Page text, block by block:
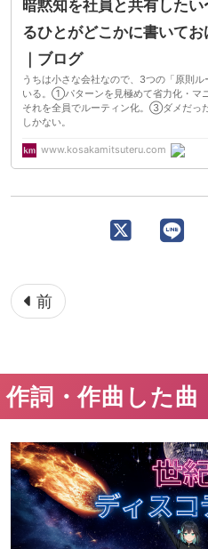
暗黙知を社員と共有したい
るひとがどこかに書いてお
｜ブログ
うちは小さな会社なので、3つの「原則ル
いる。①パターンを見極めて省力化・
それを全員でルーティン化。③ダメだっ
しかない。
www.kosakamitsuteru.com
前
作詞・作曲した曲